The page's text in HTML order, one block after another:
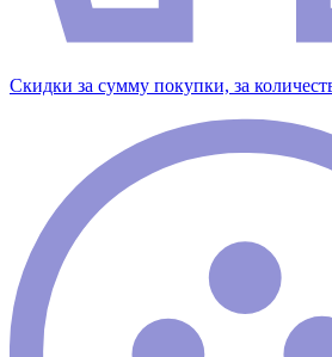
Скидки за сумму покупки, за